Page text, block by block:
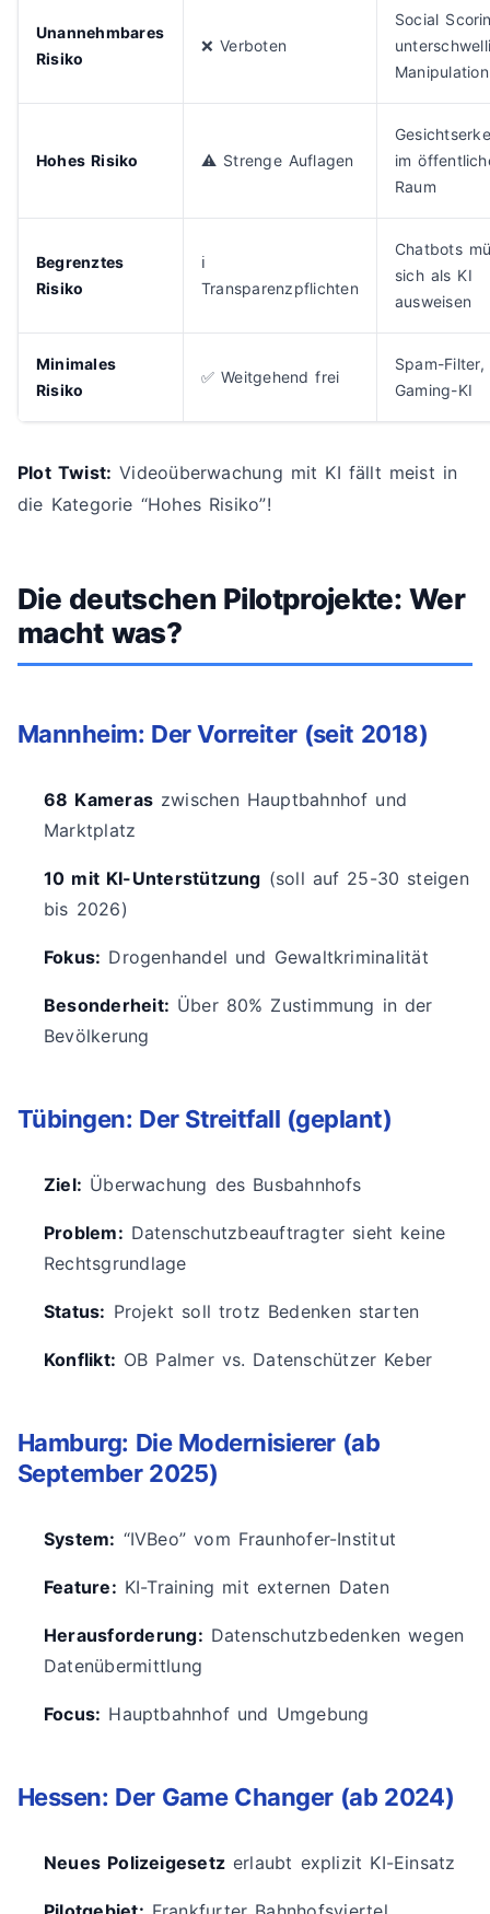
Unannehmbares
Risiko
❌ Verboten
Social
Manipulation
Hohes Risiko ⚠️ Strenge Auflagen
im
Raum
Begrenztes
Risiko
ℹ️
Transparenzpflichten
Chatbots
sich als KI
ausweisen
Minimales
Risiko
✅ Weitgehend frei
Spam-Filter,
Gaming-KI
Plot Twist: Videoüberwachung mit KI fällt meist in
die Kategorie “Hohes Risiko”!
Die deutschen Pilotprojekte: Wer
macht was?
Mannheim: Der Vorreiter (seit 2018)
68 Kameras zwischen Hauptbahnhof und
Marktplatz
10 mit KI-Unterstützung (soll auf 25-30 steigen
bis 2026)
Fokus: Drogenhandel und Gewaltkriminalität
Besonderheit: Über 80% Zustimmung in der
Bevölkerung
Tübingen: Der Streitfall (geplant)
Ziel: Überwachung des Busbahnhofs
Problem: Datenschutzbeauftragter sieht keine
Rechtsgrundlage
Status: Projekt soll trotz Bedenken starten
Konflikt: OB Palmer vs. Datenschützer Keber
Hamburg: Die Modernisierer (ab
September 2025)
System: “IVBeo” vom Fraunhofer-Institut
Feature: KI-Training mit externen Daten
Herausforderung: Datenschutzbedenken wegen
Datenübermittlung
Focus: Hauptbahnhof und Umgebung
Hessen: Der Game Changer (ab 2024)
Neues Polizeigesetz erlaubt explizit KI-Einsatz